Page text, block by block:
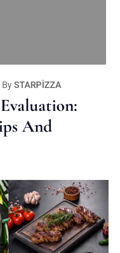
By STARPIZZA
And